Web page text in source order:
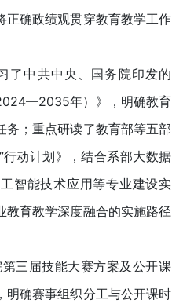
正确政绩观贯穿教育教学工作
中共中央、国务院印发的
年）》，明确教育
务；重点研读了教育部等五部
动计划》，结合系部大数据
智能技术应用等专业建设实
教育教学深度融合的实施路径
三届技能大赛方案及公开课
明确赛事组织分工与公开课时